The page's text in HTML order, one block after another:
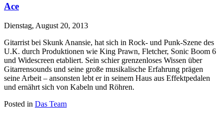
Ace
Dienstag, August 20, 2013
Gitarrist bei Skunk Anansie, hat sich in Rock- und Punk-Szene des
U.K. durch Produktionen wie King Prawn, Fletcher, Sonic Boom 6
und Widescreen etabliert. Sein schier grenzenloses Wissen über
Gitarrensounds und seine große musikalische Erfahrung prägen
seine Arbeit – ansonsten lebt er in seinem Haus aus Effektpedalen
und ernährt sich von Kabeln und Röhren.
Posted in Das Team